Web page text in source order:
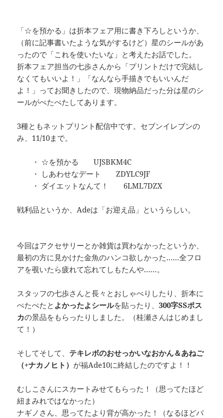
「☆を預かる」は折本フェア用に書き下ろしというか、
（前に記事書いたような気がするけど）星のシールがあ
ったので「これを使いたいな」と考えたお話でした。
折本フェア担当の七歩さんから「プリントだけで完結し
なくてもいいよ！」「なんなら手描きでもいいんだ
よ！」ってお聞きしたので、現物納品だった分は星のシ
ールがぺたぺたしてあります。
3種ともネットプリント配信中です。セブンイレブンの
み、11/10まで。
・ ☆を預かる UJSBKM4C
・ しあわせなデート ZDYLC9JF
・ ダイエットなんて！ 6LML7DZX
戦利品というか、Adeは「お迎え品」というらしい。
今回はアクセサリーとか雑貨は買わなかったというか、
最初の方に見かけた金魚のハンコ欲しかった……全フロ
アを覗いたら疲れて忘れてしもたんや……。
スタッフの七歩さんと長々とおしゃべりしたり、折本に
ぺたぺたと よかったよシールを貼ったり、300字SSポス
カの景品をもらったりしました。（桂瀬さんはじめまし
て！）
そしてそして、 テキレボのおせっかいなおかん＆あねご
（+ナカノヒト） が福Ade10に終結したのですよ！！
むしこさんにスカートみせてもらった！（思ってたほど
紐まみれではなかった）
ナギノさん、思ってたより背が高かった！（なるほどバ